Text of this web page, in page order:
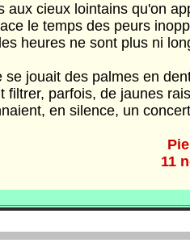
cieux lointains qu'on
le temps des peurs
ne sont plus ni
jouait des palmes en
parfois, de jaunes rais
en silence, un concert
11